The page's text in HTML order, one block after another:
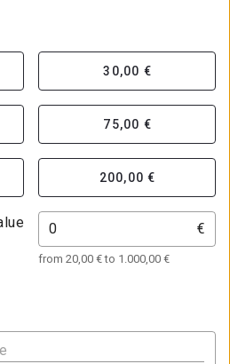
30,00 €
75,00 €
200,00 €
€
from 20,00 € to 1.000,00 €